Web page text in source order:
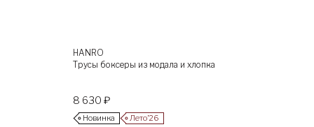
HANRO
Трусы боксеры из модала и хлопка
8 630 ₽
Новинка Лето’26